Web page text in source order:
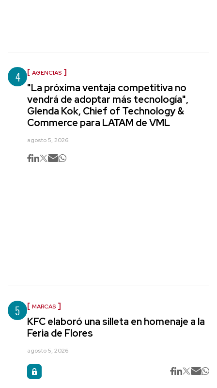
4 AGENCIAS
"La próxima ventaja competitiva no
vendrá de adoptar más tecnología",
Glenda Kok, Chief of Technology &
Commerce para LATAM de VML
agosto 5, 2026
5 MARCAS
KFC elaboró una silleta en homenaje a la
Feria de Flores
agosto 5, 2026